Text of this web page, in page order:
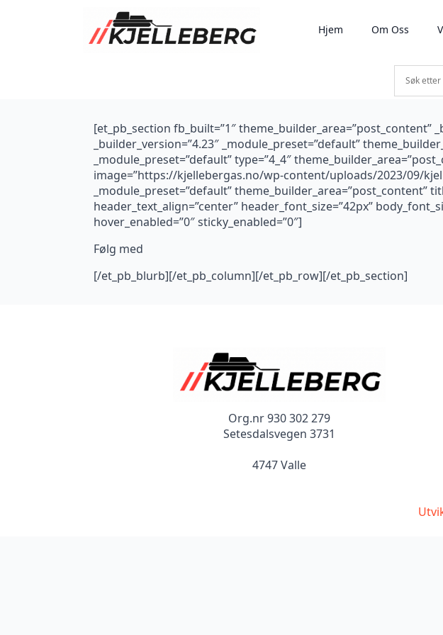
Hjem Om Oss
[et_pb_section fb_built=”1″ theme_builder_area=”post_content”
_builder_version=”4.23″ _module_preset=”default”
_module_preset=”default” type=”4_4″
image=”https://kjellebergas.no/wp-content/uploads/2023/09/
_module_preset=”default”
header_text_align=”center” header_font_size=”42px”
hover_enabled=”0″ sticky_enabled=”0″]
Følg med
[/et_pb_blurb][/et_pb_column][/et_pb_row][/et_pb_section]
Org.nr 930 302 279
Setesdalsvegen 3731
4747 Valle